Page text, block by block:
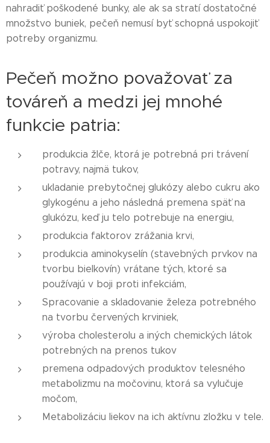
nahradiť poškodené bunky, ale ak sa stratí dostatočné
množstvo buniek, pečeň nemusí byť schopná uspokojiť
potreby organizmu.
Pečeň možno považovať za
továreň a medzi jej mnohé
funkcie patria:
produkcia žlče, ktorá je potrebná pri trávení
potravy, najmä tukov,
ukladanie prebytočnej glukózy alebo cukru ako
glykogénu a jeho následná premena späť na
glukózu, keď ju telo potrebuje na energiu,
produkcia faktorov zrážania krvi,
produkcia aminokyselín (stavebných prvkov na
tvorbu bielkovín) vrátane tých, ktoré sa
používajú v boji proti infekciám,
Spracovanie a skladovanie železa potrebného
na tvorbu červených krviniek,
výroba cholesterolu a iných chemických látok
potrebných na prenos tukov
premena odpadových produktov telesného
metabolizmu na močovinu, ktorá sa vylučuje
močom,
Metabolizáciu liekov na ich aktívnu zložku v tele.